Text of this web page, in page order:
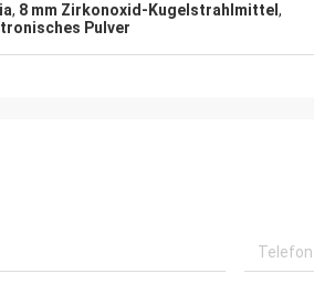
, 8 mm Zirkonoxid-Kugelstrahlmittel ,
Pulver